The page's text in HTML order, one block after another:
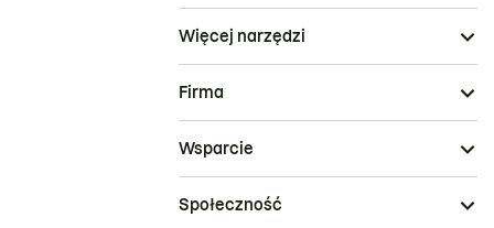
Więcej narzędzi
Firma
Wsparcie
Społeczność